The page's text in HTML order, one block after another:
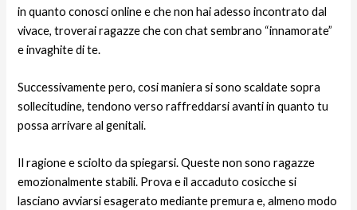
in quanto conosci online e che non hai adesso incontrato dal
vivace, troverai ragazze che con chat sembrano “innamorate”
e invaghite di te.
Successivamente pero, cosi maniera si sono scaldate sopra
sollecitudine, tendono verso raffreddarsi avanti in quanto tu
possa arrivare al genitali.
Il ragione e sciolto da spiegarsi. Queste non sono ragazze
emozionalmente stabili. Prova e il accaduto cosicche si
lasciano avviarsi esagerato mediante premura e, almeno modo